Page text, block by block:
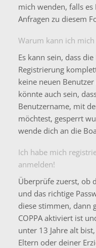
mich wenden, falls
Anfragen zu diesem
Warum kann ich
Es kann sein, dass
Registrierung
keine neuen
könnte auch sein,
Benutzername, mit
möchtest, gesperrt
wende dich an die
Ich habe mich
anmelden!
Überprüfe zuerst, ob
und das richtige
diese stimmen, dann
COPPAaktiviert ist
unter 13 Jahre alt
Eltern oder deiner